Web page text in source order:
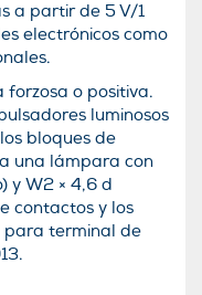
a partir de 5 V/1
electrónicos como
forzosa o positiva.
luminosos
bloques de
una lámpara con
y W2 × 4,6 d
contactos y los
terminal de